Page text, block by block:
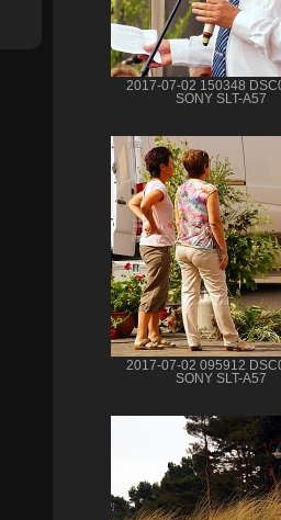
2017-07-02 150348
SONY SLT-A57
2017-07-02 095912
SONY SLT-A57